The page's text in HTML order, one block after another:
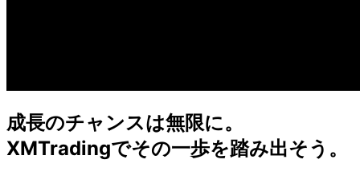
成長のチャンスは無限に。
XMTradingでその一歩を踏み出そう。